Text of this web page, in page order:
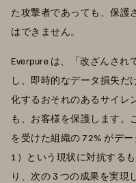
た攻撃者であっても、保護
はできません。
Everpure は、「改ざんさ
し、即時的なデータ損失だ
化するおそれのあるサイレ
も、お客様を保護します。
を受けた組織の 72% がデ
1）という現状に対抗する
り、次の 3 つの成果を実現